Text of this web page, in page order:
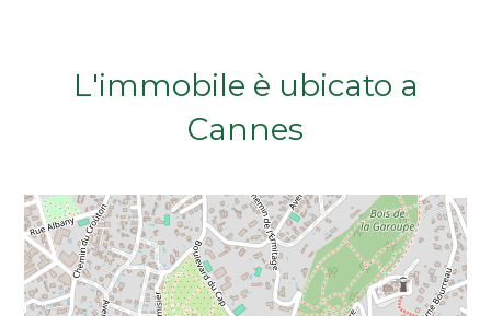
L'immobile è ubicato a
Cannes
Da € 600.000 a € 800.000
Da € 1.000.000 a € 2.000.000
Da € 2.000.000 a € 5.000.000